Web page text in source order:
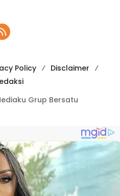
Policy
Disclaimer
Grup Bersatu